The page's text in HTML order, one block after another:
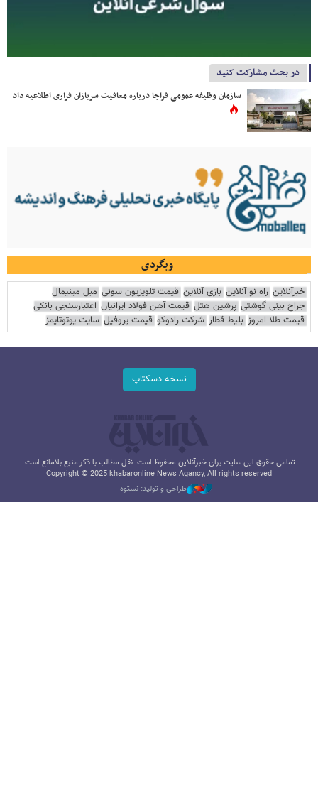
در بحث مشارکت کنید
سازمان وظیفه عمومی فراجا درباره معافیت سربازان فراری اطلاعیه داد
وبگردی
خبرآنلاین راه نو آنلاین بازی آنلاین قیمت تلویزیون سونی مبل مینیمال
جراح بینی گوشتی پرشین هتل قیمت آهن فولاد ایرانیان اعتبارسنجی بانکی
قیمت طلا امروز بلیط قطار شرکت رادوکو قیمت پروفیل سایت یوتوتایمز
نسخه دسکتاپ
تمامی حقوق این سایت برای خبرآنلاین محفوظ است. نقل مطالب با ذکر منبع بلامانع است.
Copyright © 2025 khabaronline News Agancy, All rights reserved
طراحی و تولید: نستوه